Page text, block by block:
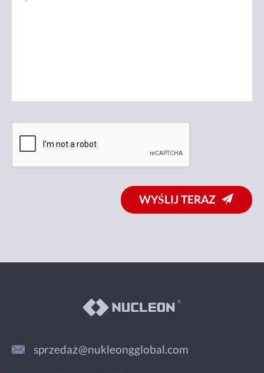
WYŚLIJ TERAZ
sprzedaż@nukleongglobal.com